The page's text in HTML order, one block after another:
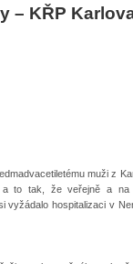
– KŘP
muži z
to tak, že veřejně a na
vyžádalo hospitalizaci v